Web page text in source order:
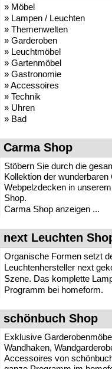
» Möbel
» Lampen / Leuchten
» Themenwelten
» Garderoben
» Leuchtmöbel
» Gartenmöbel
» Gastronomie
» Accessoires
» Technik
» Uhren
» Bad
Carma Shop
Stöbern Sie durch die
Kollektion der wunderbaren
Webpelzdecken in
Shop.
Carma Shop anzeigen ...
next Leuchten
Organische Formen setzt
Leuchtenhersteller next
Szene. Das komplette
Programm bei homeform.
schönbuch Shop
Exklusive
Wandhaken,
Accessoires von